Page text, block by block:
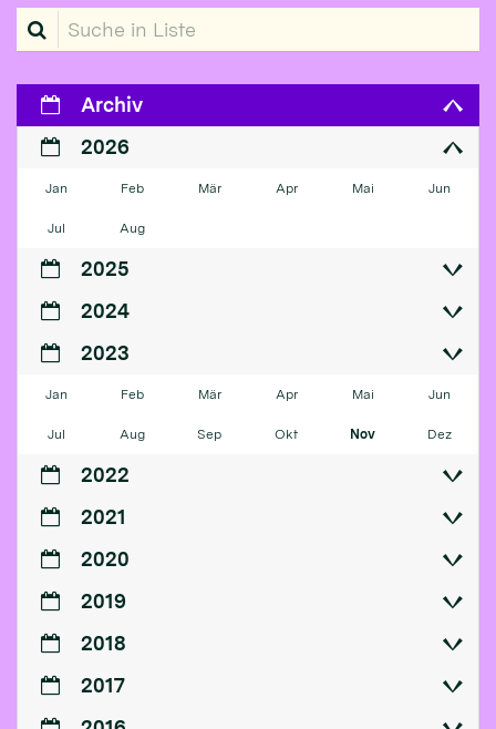
Suche in Liste
Archiv
2026
Jan Feb Mär Apr Mai Jun
Jul Aug
2025
2024
2023
Jan Feb Mär Apr Mai Jun
Jul Aug Sep Okt Nov Dez
2022
2021
2020
2019
2018
2017